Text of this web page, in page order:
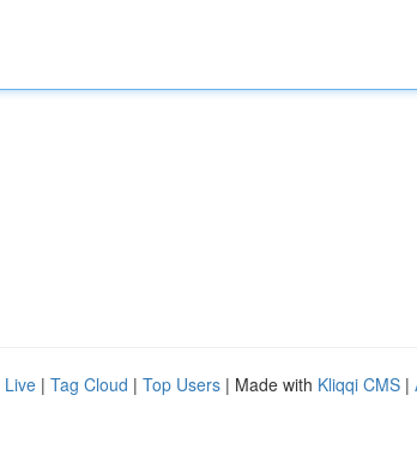
Live | Tag Cloud | Top Users | Made with Kliqqi CMS |